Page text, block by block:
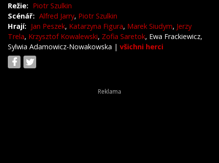
Režie: Piotr Szulkin
Scénář: Alfred Jarry, Piotr Szulkin
Hrají: Jan Peszek, Katarzyna Figura, Marek Siudym, Jerzy
Trela, Krzysztof Kowalewski, Zofia Saretok, Ewa Frackiewicz,
Sylwia Adamowicz-Nowakowska | všichni herci